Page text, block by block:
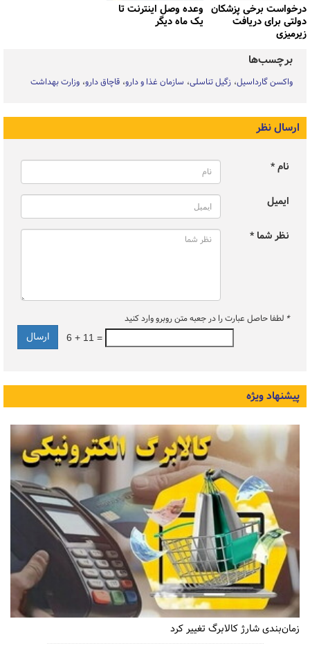
درخواست برخی پزشکان
دولتی برای دریافت
زیرمیزی
وعده وصل اینترنت تا
یک ماه دیگر
برچسب‌ها
واکسن گارداسیل زگیل تناسلی سازمان غذا و دارو قاچاق دارو وزارت بهداشت
ارسال نظر
نام *
ایمیل
نظر شما *
* لطفا حاصل عبارت را در جعبه متن روبرو وارد کنید
6 + 11 =
پیشنهاد ویژه
زمان‌بندی شارژ کالابرگ تغییر کرد